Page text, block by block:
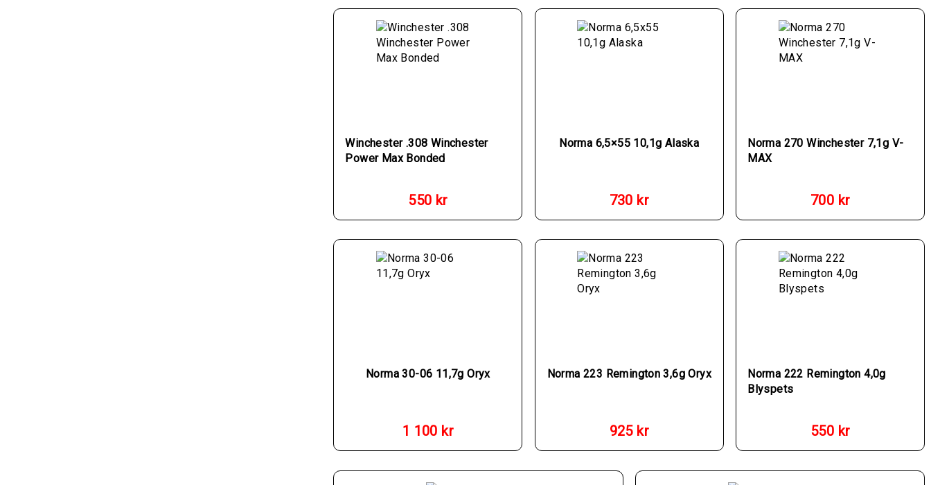
Winchester .308 Winchester
Power Max Bonded
550 kr
Norma 6,5×55 10,1g Alaska
730 kr
Norma 270 Winchester 7,1g V-
MAX
700 kr
Norma 30-06 11,7g Oryx
1 100 kr
Norma 223 Remington 3,6g Oryx
925 kr
Norma 222 Remington 4,0g
Blyspets
550 kr